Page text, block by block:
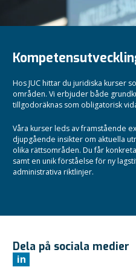
Hos JUC hittar du juridiska kurser
områden. Vi erbjuder både
tillgodoräknas som obligatorisk
Våra kurser leds av framstående
djupgående insikter om aktuella
olika rättsområden. Du får
samt en unik förståelse för ny
administrativa riktlinjer.
Dela på sociala medier
in